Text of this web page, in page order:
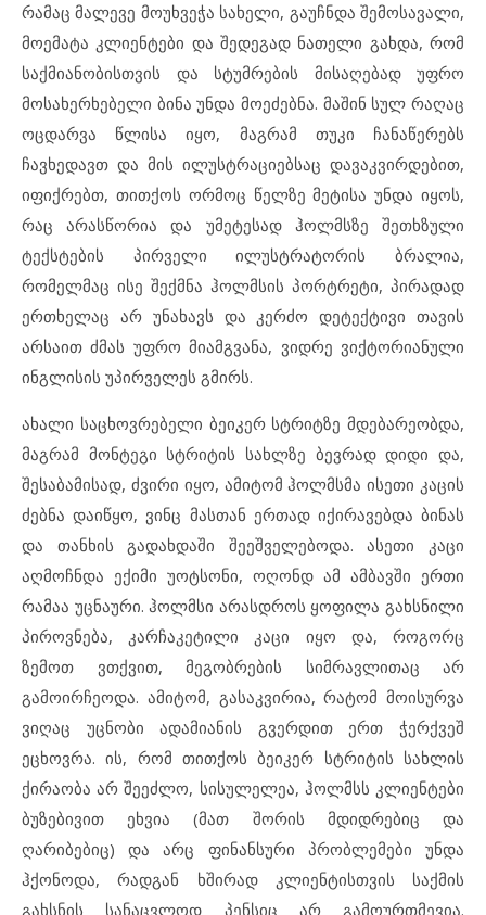
რამაც მალევე მოუხვეჭა სახელი, გაუჩნდა შემოსავალი,
მოემატა კლიენტები და შედეგად ნათელი გახდა, რომ
საქმიანობისთვის და სტუმრების მისაღებად უფრო
მოსახერხებელი ბინა უნდა მოეძებნა. მაშინ სულ რაღაც
ოცდარვა წლისა იყო, მაგრამ თუკი ჩანაწერებს
ჩავხედავთ და მის ილუსტრაციებსაც დავაკვირდებით,
იფიქრებთ, თითქოს ორმოც წელზე მეტისა უნდა იყოს,
რაც არასწორია და უმეტესად ჰოლმსზე შეთხზული
ტექსტების პირველი ილუსტრატორის ბრალია,
რომელმაც ისე შექმნა ჰოლმსის პორტრეტი, პირადად
ერთხელაც არ უნახავს და კერძო დეტექტივი თავის
არსაით ძმას უფრო მიამგვანა, ვიდრე ვიქტორიანული
ინგლისის უპირველეს გმირს.
ახალი საცხოვრებელი ბეიკერ სტრიტზე მდებარეობდა,
მაგრამ მონტეგი სტრიტის სახლზე ბევრად დიდი და,
შესაბამისად, ძვირი იყო, ამიტომ ჰოლმსმა ისეთი კაცის
ძებნა დაიწყო, ვინც მასთან ერთად იქირავებდა ბინას
და თანხის გადახდაში შეეშველებოდა. ასეთი კაცი
აღმოჩნდა ექიმი უოტსონი, ოღონდ ამ ამბავში ერთი
რამაა უცნაური. ჰოლმსი არასდროს ყოფილა გახსნილი
პიროვნება, კარჩაკეტილი კაცი იყო და, როგორც
ზემოთ ვთქვით, მეგობრების სიმრავლითაც არ
გამოირჩეოდა. ამიტომ, გასაკვირია, რატომ მოისურვა
ვიღაც უცნობი ადამიანის გვერდით ერთ ჭერქვეშ
ეცხოვრა. ის, რომ თითქოს ბეიკერ სტრიტის სახლის
ქირაობა არ შეეძლო, სისულელეა, ჰოლმსს კლიენტები
ბუზებივით ეხვია (მათ შორის მდიდრებიც და
ღარიბებიც) და არც ფინანსური პრობლემები უნდა
ჰქონოდა, რადგან ხშირად კლიენტისთვის საქმის
გახსნის სანაცვლოდ პენსიც არ გამოურთმევია.